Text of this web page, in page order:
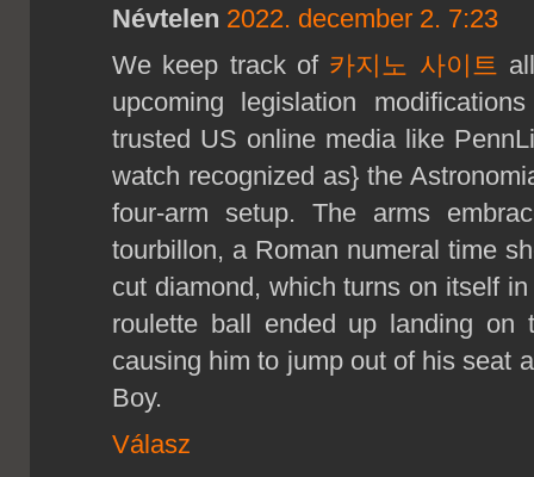
Névtelen 2022. december 2. 7:23
We keep track of 카지노 사이트
upcoming legislation
trusted US online media like
watch recognized as} the
four-arm setup. The arms
tourbillon, a Roman numeral time
cut diamond, which turns on itself
roulette ball ended up landing on
causing him to jump out of his seat
Boy.
Válasz